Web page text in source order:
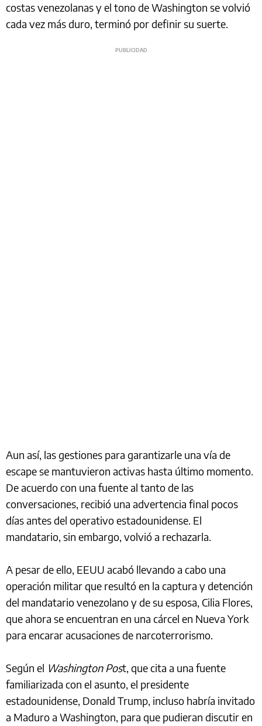
costas venezolanas y el tono de Washington se volvió
cada vez más duro, terminó por definir su suerte.
Aun así, las gestiones para garantizarle una vía de
escape se mantuvieron activas hasta último momento.
De acuerdo con una fuente al tanto de las
conversaciones, recibió una advertencia final pocos
días antes del operativo estadounidense. El
mandatario, sin embargo, volvió a rechazarla.
A pesar de ello, EEUU acabó llevando a cabo una
operación militar que resultó en la captura y detención
del mandatario venezolano y de su esposa, Cilia Flores,
que ahora se encuentran en una cárcel en Nueva York
para encarar acusaciones de narcoterrorismo.
Según el Washington Post, que cita a una fuente
familiarizada con el asunto, el presidente
estadounidense, Donald Trump, incluso habría invitado
a Maduro a Washington, para que pudieran discutir en